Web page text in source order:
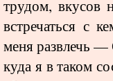
трудом, вкусов
встречаться с
меня развлечь
куда я в таком